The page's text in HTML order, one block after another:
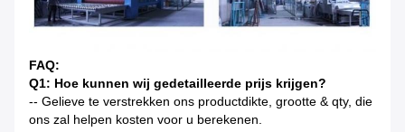
FAQ:
Q1: Hoe kunnen wij gedetailleerde prijs krijgen?
-- Gelieve te verstrekken ons productdikte, grootte & qty, die
ons zal helpen kosten voor u berekenen.